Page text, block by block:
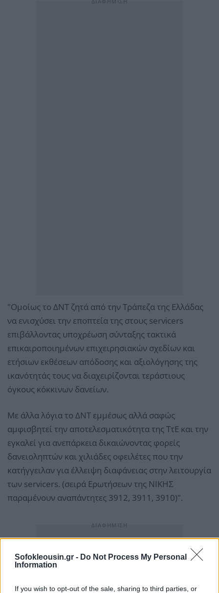
Sofokleousin.gr - Do Not Process My Personal
Information
If you wish to opt-out of the sale, sharing to third parties, or
"Ομοίως το ΔΝΤ ζητά από την Τράπεζα της Ελλάδας
να ενισχύσει την εποπτεία της στους servicers
επιβάλλοντας υποχρέωση σύνταξης τακτικά
επικαιροποιημένων επιχειρησιακών σχεδίων και
ετήσιων εκθέσεων απόδοσης και αξιολόγησης της
ικανότητάς τους να διαχειρίζονται τεράστιους
όγκους κόκκινων δανείων.
Με άλλα λόγια το ΔΝΤ εμμέσως αλλά σαφώς
αμφισβητεί την αποτελεσματικότητα της ΤτΕ και την
εγκαλεί για ανεπάρκεια δικαιώνοντας φορείς
δανειοληπτών και χιλιάδες οφειλέτες που την
κατήγγειλαν για έλλειψη διαφάνειας στην λειτουργία
των servicers. (σειρά Ερωτήσεων της ΝΙΚΗΣ
παραμένουν αναπάντητες 3912, 3911, 3910)".